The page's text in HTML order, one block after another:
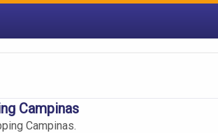
Campinas
Campinas.